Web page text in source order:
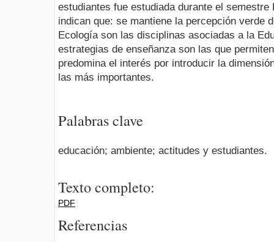
estudiantes fue estudiada durante el
indican que: se mantiene la percepción verde
Ecología son las disciplinas asociadas a la
estrategias de enseñanza son las que
predomina el interés por introducir la
las más importantes.
Palabras clave
educación; ambiente; actitudes y estudiantes.
Texto completo:
PDF
Referencias